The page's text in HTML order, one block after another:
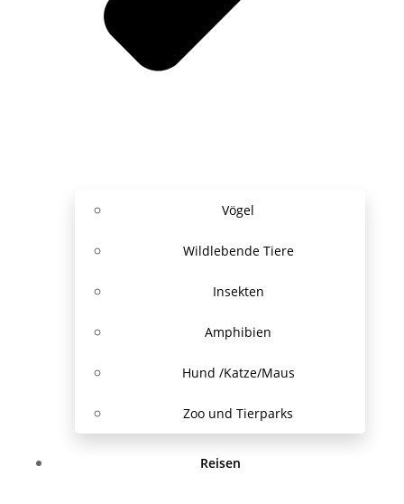
Vögel
Wildlebende Tiere
Insekten
Amphibien
Hund /Katze/Maus
Zoo und Tierparks
Reisen